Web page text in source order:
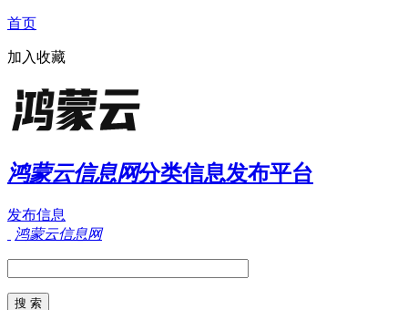
首页
加入收藏
鸿蒙云信息网分类信息发布平台
发布信息
鸿蒙云信息网